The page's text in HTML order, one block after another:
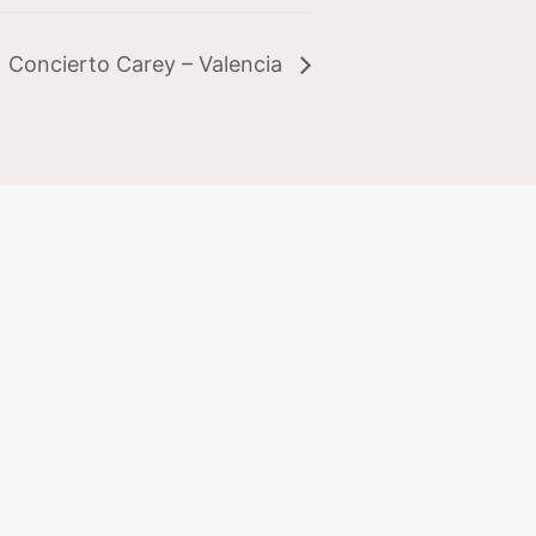
Concierto Carey – Valencia